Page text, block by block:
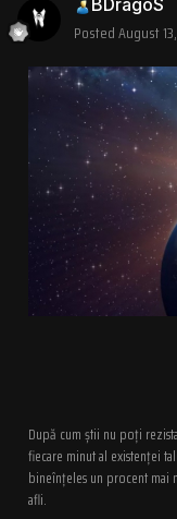
BDragoS
PostedAugust
După cum știi nu poți
fiecare minut al existenței
bineînțeles un procent mai
afli.